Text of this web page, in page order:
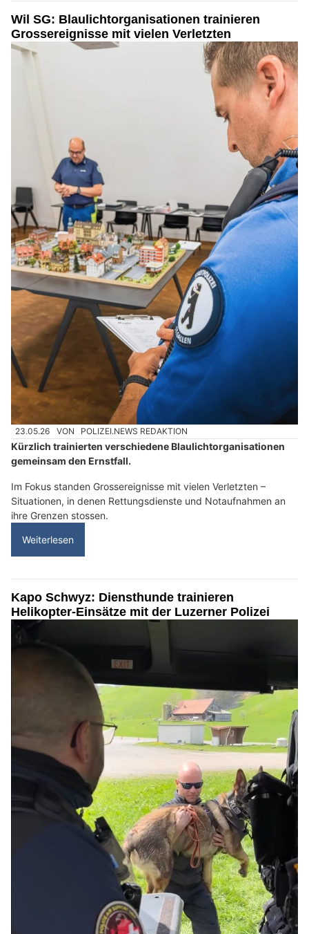
Wil SG: Blaulichtorganisationen trainieren
Grossereignisse mit vielen Verletzten
23.05.26 VON POLIZEI.NEWS REDAKTION
Kürzlich trainierten verschiedene Blaulichtorganisationen
gemeinsam den Ernstfall.
Im Fokus standen Grossereignisse mit vielen Verletzten –
Situationen, in denen Rettungsdienste und Notaufnahmen an
ihre Grenzen stossen.
Weiterlesen
Kapo Schwyz: Diensthunde trainieren
Helikopter-Einsätze mit der Luzerner Polizei